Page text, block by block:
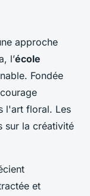
approche
l’école
Fondée
l'art floral. Les
sur la créativité
et